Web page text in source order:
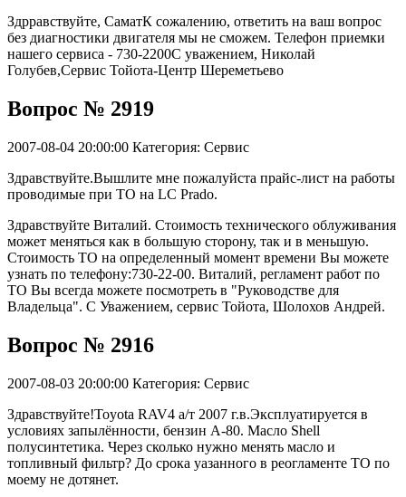
Здрравствуйте, СаматК сожалению, ответить на ваш вопрос
без диагностики двигателя мы не сможем. Телефон приемки
нашего сервиса - 730-2200С уважением, Николай
Голубев,Сервис Тойота-Центр Шереметьево
Вопрос № 2919
2007-08-04 20:00:00 Категория: Сервис
Здравствуйте.Вышлите мне пожалуйста прайс-лист на работы
проводимые при ТО на LC Prado.
Здравствуйте Виталий. Стоимость технического облуживания
может меняться как в большую сторону, так и в меньшую.
Стоимость ТО на определенный момент времени Вы можете
узнать по телефону:730-22-00. Виталий, регламент работ по
ТО Вы всегда можете посмотреть в "Руководстве для
Владельца". С Уважением, сервис Тойота, Шолохов Андрей.
Вопрос № 2916
2007-08-03 20:00:00 Категория: Сервис
Здравствуйте!Toyota RAV4 а/т 2007 г.в.Эксплуатируется в
условиях запылённости, бензин А-80. Масло Shell
полусинтетика. Через сколько нужно менять масло и
топливный фильтр? До срока уазанного в реогламенте ТО по
моему не дотянет.